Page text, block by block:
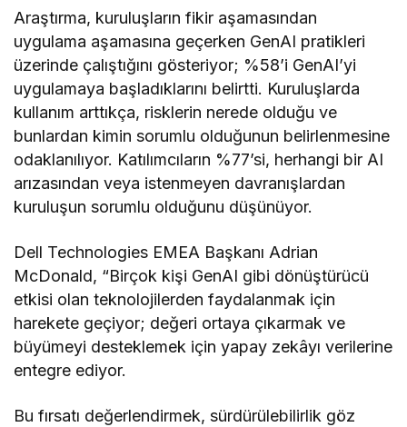
Araştırma, kuruluşların fikir aşamasından
uygulama aşamasına geçerken GenAI pratikleri
üzerinde çalıştığını gösteriyor; %58’i GenAI’yi
uygulamaya başladıklarını belirtti. Kuruluşlarda
kullanım arttıkça, risklerin nerede olduğu ve
bunlardan kimin sorumlu olduğunun belirlenmesine
odaklanılıyor. Katılımcıların %77’si, herhangi bir AI
arızasından veya istenmeyen davranışlardan
kuruluşun sorumlu olduğunu düşünüyor.
Dell Technologies EMEA Başkanı Adrian
McDonald, “Birçok kişi GenAI gibi dönüştürücü
etkisi olan teknolojilerden faydalanmak için
harekete geçiyor; değeri ortaya çıkarmak ve
büyümeyi desteklemek için yapay zekâyı verilerine
entegre ediyor.
Bu fırsatı değerlendirmek, sürdürülebilirlik göz